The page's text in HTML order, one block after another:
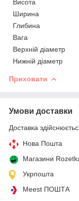
Висота
Ширина
Глибина
Вага
Верхній діаметр
Нижній діаметр
Приховати
Умови доставки
Доставка
Нова Пошта
Магазини
Укрпошта
Meest ПОШТА